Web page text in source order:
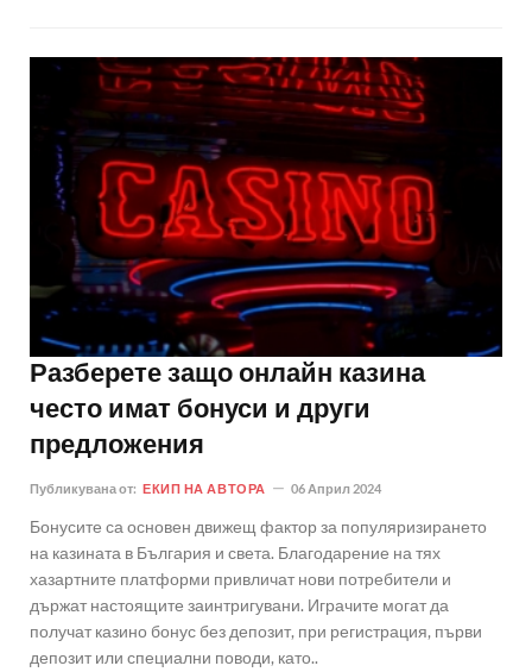
Разберете защо онлайн казина
често имат бонуси и други
предложения
Публикувана от: ЕКИП НА АВТОРА 06 Април 2024
Бонусите са основен движещ фактор за популяризирането
на казината в България и света. Благодарение на тях
хазартните платформи привличат нови потребители и
държат настоящите заинтригувани. Играчите могат да
получат казино бонус без депозит, при регистрация, първи
депозит или специални поводи, като..